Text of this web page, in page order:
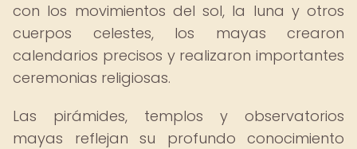
con los movimientos del sol, la luna y otros
cuerpos celestes, los mayas crearon
calendarios precisos y realizaron importantes
ceremonias religiosas.
Las pirámides, templos y observatorios
mayas reflejan su profundo conocimiento